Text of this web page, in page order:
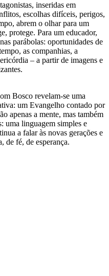
inseridas em
escolhas difíceis, perigos,
abrem o olhar para um
protege. Para um educador,
parábolas: oportunidades de
as companhias, a
– a partir de imagens e
Bosco revelam-se uma
um Evangelho contado por
apenas a mente, mas também
uma linguagem simples e
a falar às novas gerações e
de fé, de esperança.